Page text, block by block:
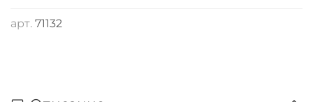
арт. 71132